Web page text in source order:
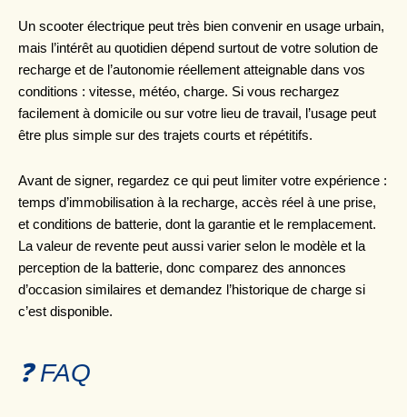
Un scooter électrique peut très bien convenir en usage urbain,
mais l’intérêt au quotidien dépend surtout de votre solution de
recharge et de l’autonomie réellement atteignable dans vos
conditions : vitesse, météo, charge. Si vous rechargez
facilement à domicile ou sur votre lieu de travail, l’usage peut
être plus simple sur des trajets courts et répétitifs.
Avant de signer, regardez ce qui peut limiter votre expérience :
temps d’immobilisation à la recharge, accès réel à une prise,
et conditions de batterie, dont la garantie et le remplacement.
La valeur de revente peut aussi varier selon le modèle et la
perception de la batterie, donc comparez des annonces
d’occasion similaires et demandez l’historique de charge si
c’est disponible.
❓ FAQ